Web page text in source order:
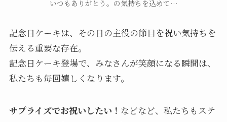
いつもありがとう。の気持ちを込めて…
記念日ケーキは、その日の主役の節目を祝い気持ちを
伝える重要な存在。
記念日ケーキ登場で、みなさんが笑顔になる瞬間は、
私たちも毎回嬉しくなります。
サプライズでお祝いしたい！ などなど、私たちもステ